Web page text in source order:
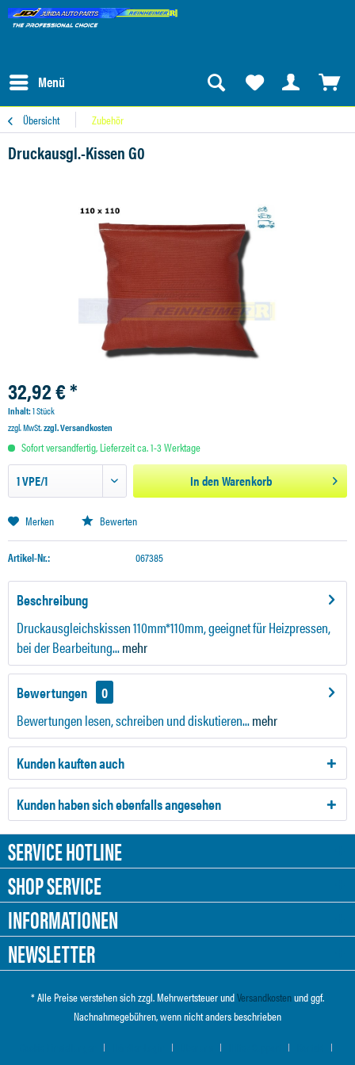
Menü
Übersicht Zubehör
Druckausgl.-Kissen G0
32,92 € *
Inhalt:1 Stück
zzgl. MwSt.zzgl. Versandkosten
Sofort versandfertig, Lieferzeit ca. 1-3 Werktage
In denWarenkorb
Merken Bewerten
Artikel-Nr.: 067385
Beschreibung
Druckausgleichskissen 110mm*110mm, geeignet für Heizpressen,
bei der Bearbeitung...mehr
Bewertungen
0
Bewertungen lesen, schreiben und diskutieren...mehr
Kunden kauften auch
Kunden haben sich ebenfalls angesehen
SERVICE HOTLINE
SHOP SERVICE
INFORMATIONEN
NEWSLETTER
* Alle Preise verstehen sich zzgl. Mehrwertsteuer undVersandkostenund ggf.
Nachnahmegebühren, wenn nicht anders beschrieben